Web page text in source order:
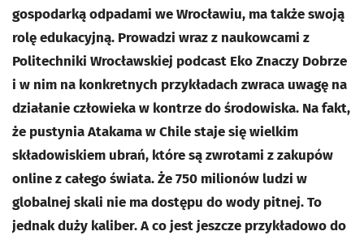
gospodarką odpadami we Wrocławiu, ma także swoją
rolę edukacyjną. Prowadzi wraz z naukowcami z
Politechniki Wrocławskiej podcast Eko Znaczy Dobrze
i w nim na konkretnych przykładach zwraca uwagę na
działanie człowieka w kontrze do środowiska. Na fakt,
że pustynia Atakama w Chile staje się wielkim
składowiskiem ubrań, które są zwrotami z zakupów
online z całego świata. Że 750 milionów ludzi w
globalnej skali nie ma dostępu do wody pitnej. To
jednak duży kaliber. A co jest jeszcze przykładowo do